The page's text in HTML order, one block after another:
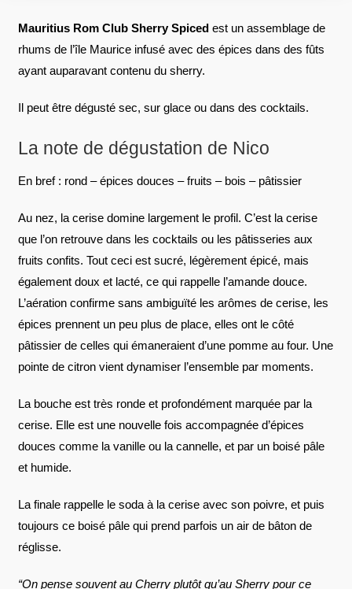
Mauritius Rom Club Sherry Spicedest un assemblage de
rhums de l’île Maurice infusé avec des épices dans des fûts
ayant auparavant contenu du sherry.
Il peut être dégusté sec, sur glace ou dans des cocktails.
La note de dégustation de Nico
En bref : rond – épices douces – fruits – bois – pâtissier
Au nez, la cerise domine largement le profil. C’est la cerise
que l’on retrouve dans les cocktails ou les pâtisseries aux
fruits confits. Tout ceci est sucré, légèrement épicé, mais
également doux et lacté, ce qui rappelle l’amande douce.
L’aération confirme sans ambiguïté les arômes de cerise, les
épices prennent un peu plus de place, elles ont le côté
pâtissier de celles qui émaneraient d’une pomme au four. Une
pointe de citron vient dynamiser l’ensemble par moments.
La bouche est très ronde et profondément marquée par la
cerise. Elle est une nouvelle fois accompagnée d’épices
douces comme la vanille ou la cannelle, et par un boisé pâle
et humide.
La finale rappelle le soda à la cerise avec son poivre, et puis
toujours ce boisé pâle qui prend parfois un air de bâton de
réglisse.
“On pense souvent au Cherry plutôt qu’au Sherry pour ce